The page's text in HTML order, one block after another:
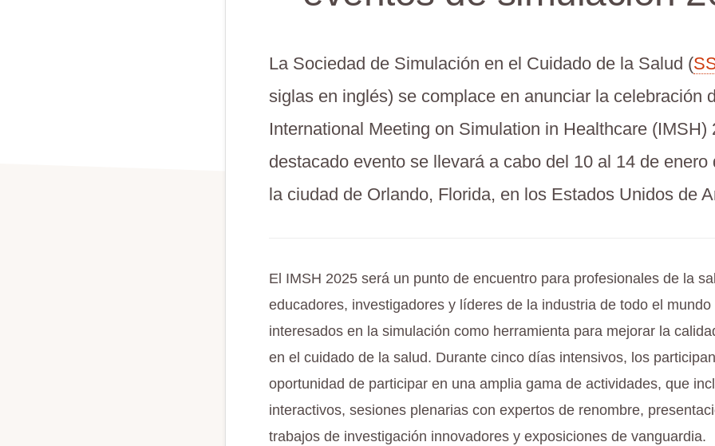
La Sociedad de Simulación en el Cuidado de la Salud (
siglas en inglés) se complace en anunciar la celebración
International Meeting on Simulation in Healthcare (IMSH)
destacado evento se llevará a cabo del 10 al 14 de enero
la ciudad de Orlando, Florida, en los Estados Unidos de
El IMSH 2025 será un punto de encuentro para profesionales de la
educadores, investigadores y líderes de la industria de todo el mundo
interesados en la simulación como herramienta para mejorar la
en el cuidado de la salud. Durante cinco días intensivos, los
oportunidad de participar en una amplia gama de actividades, que
interactivos, sesiones plenarias con expertos de renombre,
trabajos de investigación innovadores y exposiciones de vanguardia.